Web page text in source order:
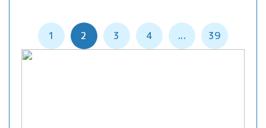
1 2 3 4 ... 39